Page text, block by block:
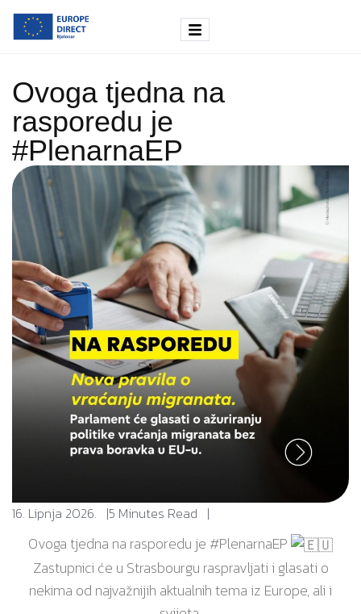
Ovoga tjedna na
rasporedu je
#PlenarnaEP
16. Lipnja 2026. 5 Minutes Read
Ovoga tjedna na rasporedu je #PlenarnaEP
Zastupnici će u Strasbourgu raspravljati i glasati o
nekima od najvažnijih aktualnih tema iz Europe, ali i